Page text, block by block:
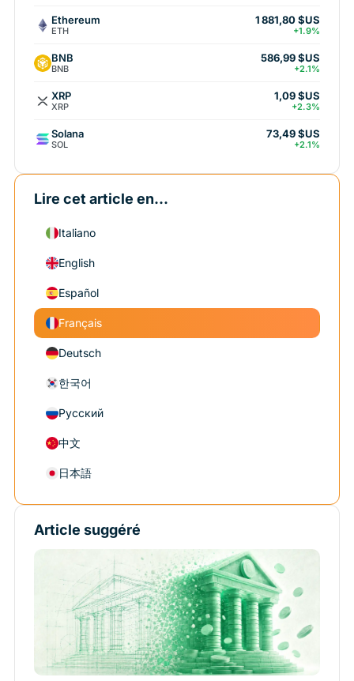
Ethereum
ETH
1 881,80 $US
+1.9%
BNB
BNB
586,99 $US
+2.1%
XRP
XRP
1,09 $US
+2.3%
Solana
SOL
73,49 $US
+2.1%
Lire cet article en...
Italiano
English
Español
Français
Deutsch
한국어
Русский
中文
日本語
Article suggéré